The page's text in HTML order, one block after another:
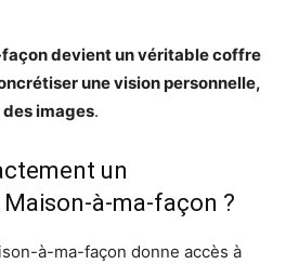
devient un véritable coffre
une vision personnelle,
images.
un
à-ma-façon ?
à-ma-façon donne accès à